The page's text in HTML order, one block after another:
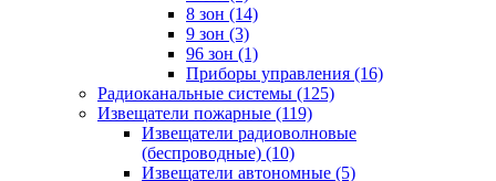
8 зон (14)
9 зон (3)
96 зон (1)
Приборы управления (16)
Радиоканальные системы (125)
Извещатели пожарные (119)
Извещатели радиоволновые
(беспроводные) (10)
Извещатели автономные (5)